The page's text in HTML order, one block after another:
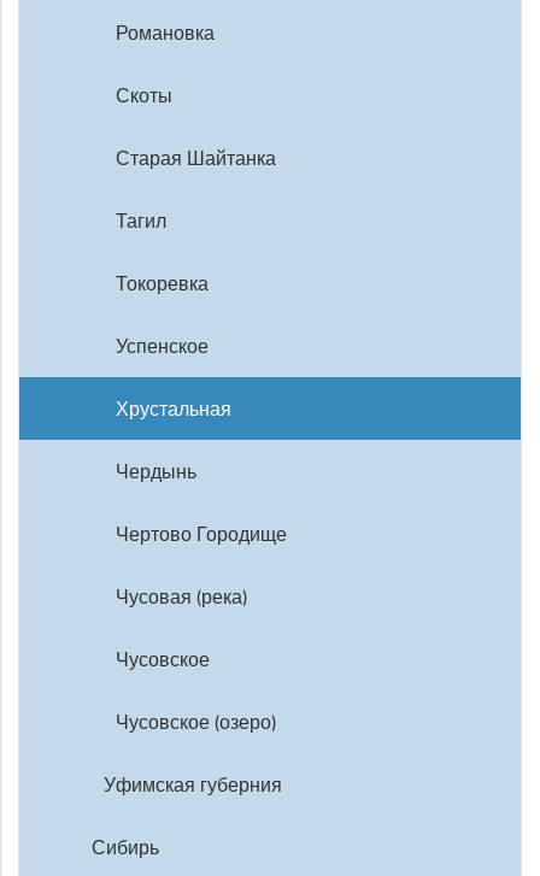
Романовка
Скоты
Старая Шайтанка
Тагил
Токоревка
Успенское
Хрустальная
Чердынь
Чертово Городище
Чусовая (река)
Чусовское
Чусовское (озеро)
Уфимская губерния
Сибирь